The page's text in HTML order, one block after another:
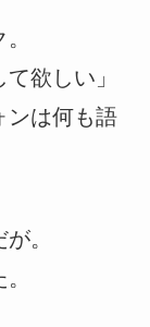
欲しい」
ンは何も語
。